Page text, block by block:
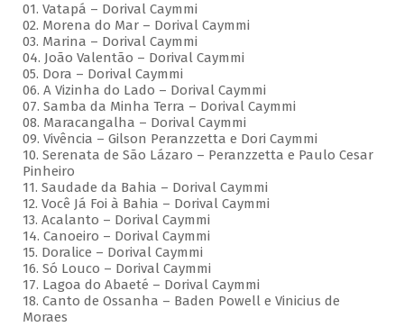
01. Vatapá – Dorival Caymmi
02. Morena do Mar – Dorival Caymmi
03. Marina – Dorival Caymmi
04. João Valentão – Dorival Caymmi
05. Dora – Dorival Caymmi
06. A Vizinha do Lado – Dorival Caymmi
07. Samba da Minha Terra – Dorival Caymmi
08. Maracangalha – Dorival Caymmi
09. Vivência – Gilson Peranzzetta e Dori Caymmi
10. Serenata de São Lázaro – Peranzzetta e Paulo Cesar
Pinheiro
11. Saudade da Bahia – Dorival Caymmi
12. Você Já Foi à Bahia – Dorival Caymmi
13. Acalanto – Dorival Caymmi
14. Canoeiro – Dorival Caymmi
15. Doralice – Dorival Caymmi
16. Só Louco – Dorival Caymmi
17. Lagoa do Abaeté – Dorival Caymmi
18. Canto de Ossanha – Baden Powell e Vinicius de
Moraes